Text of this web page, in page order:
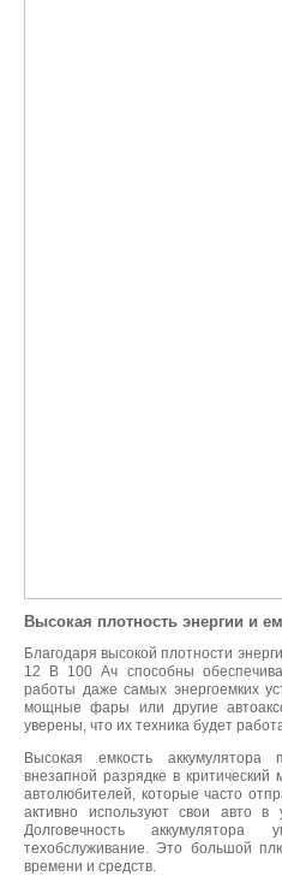
Высокая плотность энергии и
Благодаря высокой плотности
12 В 100 Ач способны
работы даже самых энергоемких
мощные фары или другие
уверены, что их техника будет
Высокая емкость
внезапной разрядке в
автолюбителей, которые часто
активно используют свои авто в
Долговечность
техобслуживание. Это большой
времени и средств.